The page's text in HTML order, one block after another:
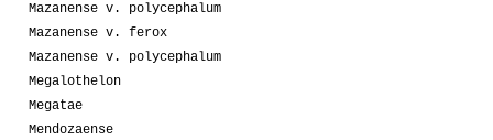
Mazanense v. polycephalum
Mazanense v. ferox
Mazanense v. polycephalum
Megalothelon
Megatae
Mendozaense